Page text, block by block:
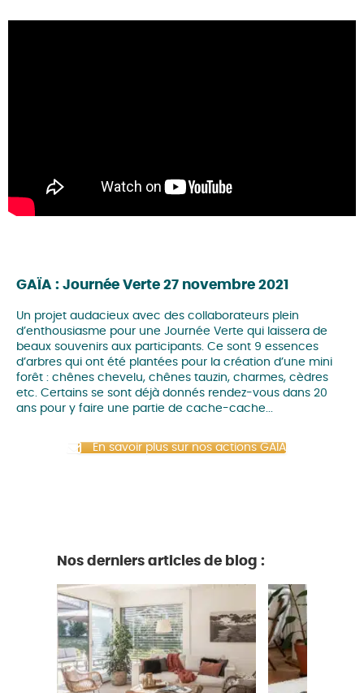
GAÏA : Journée Verte 27 novembre 2021
Un projet audacieux avec des collaborateurs plein
d’enthousiasme pour une Journée Verte qui laissera de
beaux souvenirs aux participants. Ce sont 9 essences
d’arbres qui ont été plantées pour la création d’une mini
forêt : chênes chevelu, chênes tauzin, charmes, cèdres
etc. Certains se sont déjà donnés rendez-vous dans 20
ans pour y faire une partie de cache-cache...
En savoir plus sur nos actions GAÏA
Nos derniers articles de blog :